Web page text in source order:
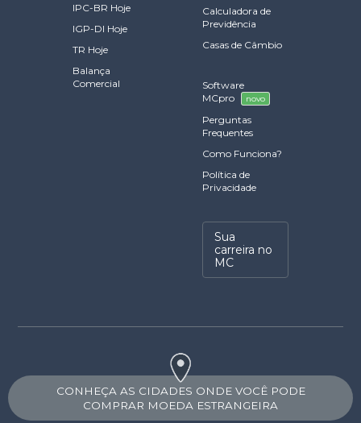
IPC-BR Hoje
IGP-DI Hoje
TR Hoje
Balança
Comercial
Calculadora de
Previdência
Casas de Câmbio
Software
MCpro
novo
Perguntas
Frequentes
Como Funciona?
Política de
Privacidade
Sua
carreira no
MC
CONHEÇA AS CIDADES ONDE VOCÊ PODE
COMPRAR MOEDA ESTRANGEIRA